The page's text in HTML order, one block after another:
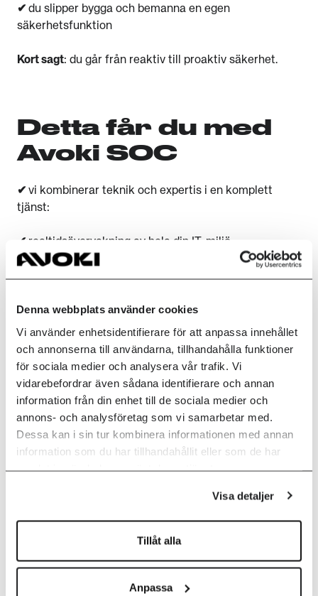
Denna webbplats använder cookies
Vi använder enhetsidentifierare för att anpassa innehållet
och annonserna till användarna, tillhandahålla funktioner
för sociala medier och analysera vår trafik. Vi
vidarebefordrar även sådana identifierare och annan
information från din enhet till de sociala medier och
annons- och analysföretag som vi samarbetar med.
Dessa kan i sin tur kombinera informationen med annan
information som du har tillhandahållit eller som de har
samlat in när du har använt deras tjänster.
Visa detaljer
Tillåt alla
Anpassa
✔ du slipper bygga och bemanna en egen
säkerhetsfunktion
Kort sagt: du går från reaktiv till proaktiv säkerhet.
Detta får du med
Avoki SOC
✔ vi kombinerar teknik och expertis i en komplett
tjänst:
✔ realtidsövervakning av hela din IT-miljö
✔AI-driven hotdetektering (SIEM, EDR, NDR)
✔snabb incidentrespons när något händer
löpande analys och förbättring av ditt skydd
✔ allt integrerat i din befintliga miljö. Utan onödig
komplexitet.
Vad betyder det
verksamhet?
minskad påverkan vid attacker